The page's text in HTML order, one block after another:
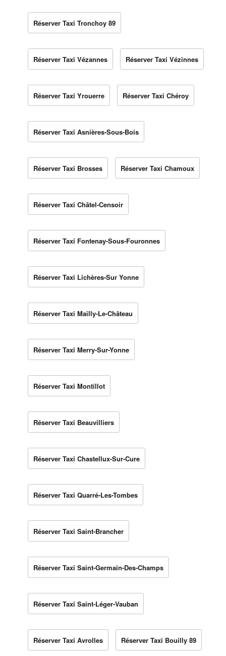
Réserver Taxi Tronchoy 89
Réserver Taxi Vézannes Réserver Taxi Vézinnes
Réserver Taxi Yrouerre Réserver Taxi Chéroy
Réserver Taxi Asnières-Sous-Bois
Réserver Taxi Brosses Réserver Taxi Chamoux
Réserver Taxi Châtel-Censoir
Réserver Taxi Fontenay-Sous-Fouronnes
Réserver Taxi Lichères-Sur Yonne
Réserver Taxi Mailly-Le-Château
Réserver Taxi Merry-Sur-Yonne
Réserver Taxi Montillot
Réserver Taxi Beauvilliers
Réserver Taxi Chastellux-Sur-Cure
Réserver Taxi Quarré-Les-Tombes
Réserver Taxi Saint-Brancher
Réserver Taxi Saint-Germain-Des-Champs
Réserver Taxi Saint-Léger-Vauban
Réserver Taxi Avrolles Réserver Taxi Bouilly 89